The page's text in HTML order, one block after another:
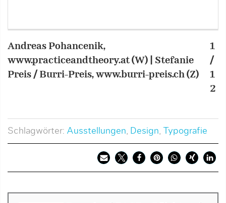
Andreas Pohancenik,
www.practiceandtheory.at (W) | Stefanie
Preis / Burri-Preis, www.burri-preis.ch (Z)
1
/
1
2
Schlagwörter: Ausstellungen, Design, Typografie